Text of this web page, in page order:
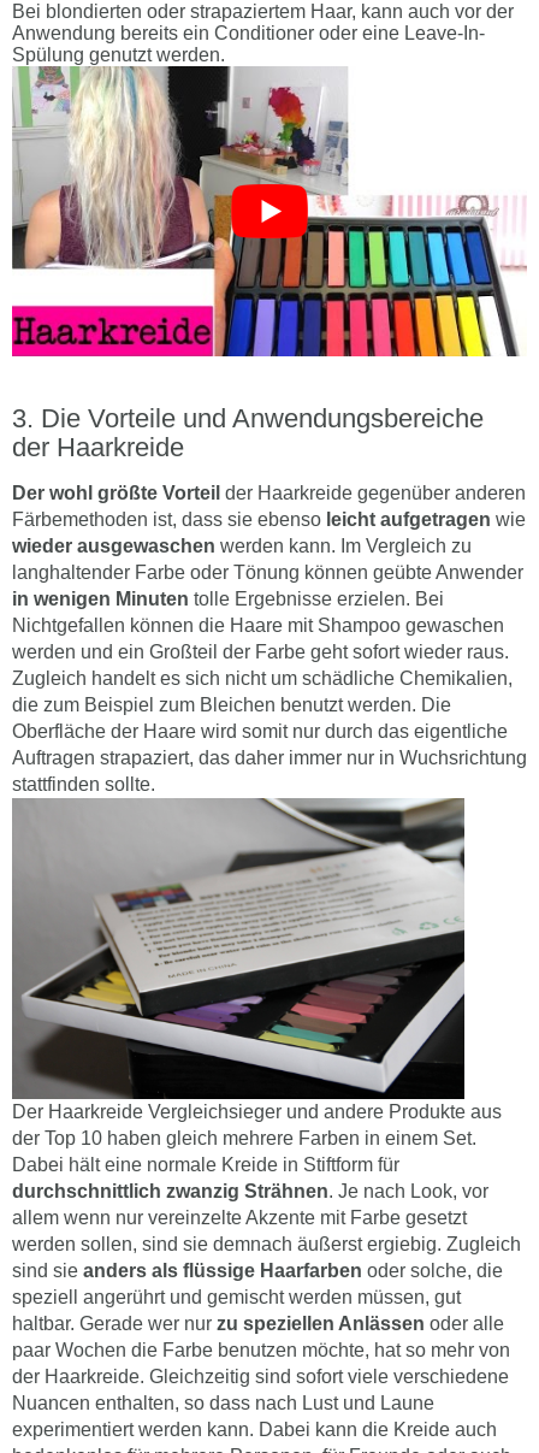
Bei blondierten oder strapaziertem Haar, kann auch vor der
Anwendung bereits ein Conditioner oder eine Leave-In-
Spülung genutzt werden.
Die Vorteile und Anwendungsbereiche
der Haarkreide
Der wohl größte Vorteil der Haarkreide gegenüber anderen
Färbemethoden ist, dass sie ebenso leicht aufgetragen wie
wieder ausgewaschen werden kann. Im Vergleich zu
langhaltender Farbe oder Tönung können geübte Anwender
in wenigen Minuten tolle Ergebnisse erzielen. Bei
Nichtgefallen können die Haare mit Shampoo gewaschen
werden und ein Großteil der Farbe geht sofort wieder raus.
Zugleich handelt es sich nicht um schädliche Chemikalien,
die zum Beispiel zum Bleichen benutzt werden. Die
Oberfläche der Haare wird somit nur durch das eigentliche
Auftragen strapaziert, das daher immer nur in Wuchsrichtung
stattfinden sollte.
Der Haarkreide Vergleichsieger und andere Produkte aus
der Top 10 haben gleich mehrere Farben in einem Set.
Dabei hält eine normale Kreide in Stiftform für
durchschnittlich zwanzig Strähnen. Je nach Look, vor
allem wenn nur vereinzelte Akzente mit Farbe gesetzt
werden sollen, sind sie demnach äußerst ergiebig. Zugleich
sind sie anders als flüssige Haarfarben oder solche, die
speziell angerührt und gemischt werden müssen, gut
haltbar. Gerade wer nur zu speziellen Anlässen oder alle
paar Wochen die Farbe benutzen möchte, hat so mehr von
der Haarkreide. Gleichzeitig sind sofort viele verschiedene
Nuancen enthalten, so dass nach Lust und Laune
experimentiert werden kann. Dabei kann die Kreide auch